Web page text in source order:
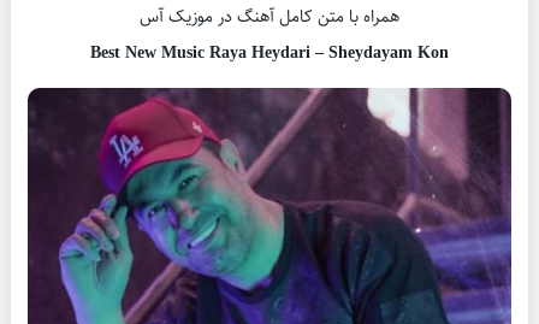
همراه با متن کامل آهنگ در موزیک آس
Best New Music Raya Heydari – Sheydayam Kon